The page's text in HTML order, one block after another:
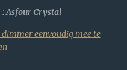
Crystal
dimmer eenvoudig mee te